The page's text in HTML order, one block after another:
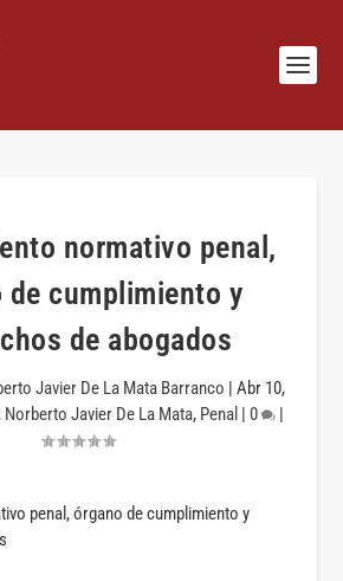
normativo penal,
de cumplimiento y
de abogados
Javier De La Mata Barranco | Abr 10,
, Norberto Javier De La Mata, Penal | 0 |